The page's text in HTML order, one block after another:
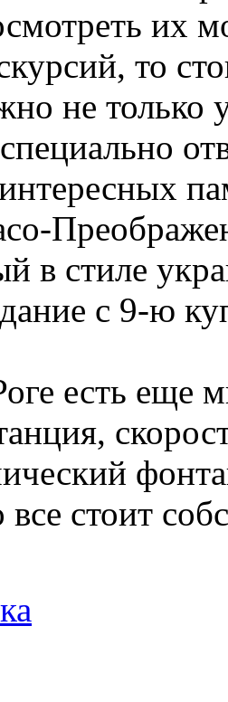
их
то
не только
в стиле
с 9-ю
есть еще
все стоит